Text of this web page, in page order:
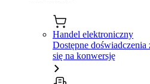
Handel elektroniczny
Dostępne doświadczenia
się na konwersję